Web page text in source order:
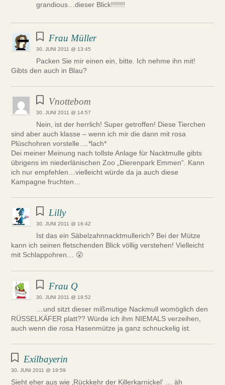
grandious…dieser Blick!!!!!!!
Frau Müller
30. JUNI 2011 @ 13:45
Packen Sie mir einen ein, bitte. Ich nehme ihn mit!
Gibts den auch in Blau?
Vnottebom
30. JUNI 2011 @ 14:57
Nein, ist der herrlich! Super getroffen! Diese Tierchen
sind aber auch klasse – wenn ich mir die dann mit rosa
Plüschohren vorstelle….*lach*
Dei meiner Meinung nach tollste Anlage für Nacktmulle gibts
übrigens im niederlänischen Zoo „Dierenpark Emmen“. Kann
ich nur empfehlen…vielleicht würde da ja auch diese
Kampagne fruchten…
Lilly
30. JUNI 2011 @ 16:42
Ist das ein Säbelzahnnacktmullerich? Bei der Mütze
kann ich seinen fletschenden Blick völlig verstehen! Vielleicht
mit Schlappohren… 😮
Frau Q
30. JUNI 2011 @ 19:52
…und sitzt dieser mißmutige Nackmull womöglich den
RÜSSELKÄFER platt?? Würde ich ihm NIEMALS verzeihen,
auch wenn die rosa Hasenmütze ja ganz schnuckelig ist.
Exilbayerin
30. JUNI 2011 @ 19:59
Sieht eher aus wie ‚Rückkehr der Killerkarnickel‘ … äh